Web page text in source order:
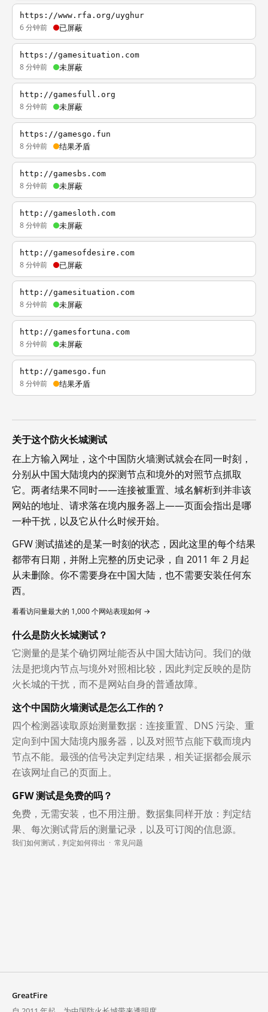
https://www.rfa.org/uyghur
6 分钟前 已屏蔽
https://gamesituation.com
8 分钟前 未屏蔽
http://gamesfull.org
8 分钟前 未屏蔽
https://gamesgo.fun
8 分钟前 结果矛盾
http://gamesbs.com
8 分钟前 未屏蔽
http://gamesloth.com
8 分钟前 未屏蔽
http://gamesofdesire.com
8 分钟前 已屏蔽
http://gamesituation.com
8 分钟前 未屏蔽
http://gamesfortuna.com
8 分钟前 未屏蔽
http://gamesgo.fun
8 分钟前 结果矛盾
关于这个防火长城测试
在上方输入网址，这个中国防火墙测试就会在同一时刻，
分别从中国大陆境内的探测节点和境外的对照节点抓取
它。两者结果不同时——连接被重置、域名解析到并非该
网站的地址、请求落在境内服务器上——页面会指出是哪
一种干扰，以及它从什么时候开始。
GFW 测试描述的是某一时刻的状态，因此这里的每个结果
都带有日期，并附上完整的历史记录，自 2011 年 2 月起
从未删除。你不需要身在中国大陆，也不需要安装任何东
西。
看看访问量最大的 1,000 个网站表现如何 →
什么是防火长城测试？
它测量的是某个确切网址能否从中国大陆访问。我们的做
法是把境内节点与境外对照相比较，因此判定反映的是防
火长城的干扰，而不是网站自身的普通故障。
这个中国防火墙测试是怎么工作的？
四个检测器读取原始测量数据：连接重置、DNS 污染、重
定向到中国大陆境内服务器，以及对照节点能下载而境内
节点不能。最强的信号决定判定结果，相关证据都会展示
在该网址自己的页面上。
GFW 测试是免费的吗？
免费，无需安装，也不用注册。数据集同样开放：判定结
果、每次测试背后的测量记录，以及可订阅的信息源。
我们如何测试，判定如何得出 · 常见问题
GreatFire